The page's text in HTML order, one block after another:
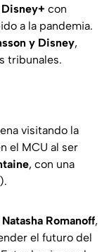
Disney+ con
a la pandemia.
y Disney,
tribunales.
visitando la
el MCU al ser
, con una
Romanoff,
el futuro del